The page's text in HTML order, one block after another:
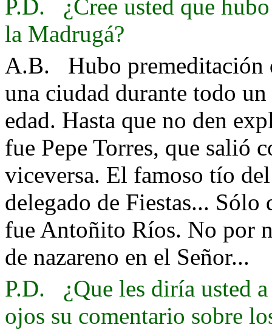
P.D. ¿Cree usted que
la Madrugá?
A.B. Hubo premeditación
una ciudad durante todo
edad. Hasta que no den
fue Pepe Torres, que salió
viceversa. El famoso tío
delegado de Fiestas... Sólo
fue Antoñito Ríos. No por
de nazareno en el Señor...
P.D. ¿Que les diría usted
ojos su comentario sobre